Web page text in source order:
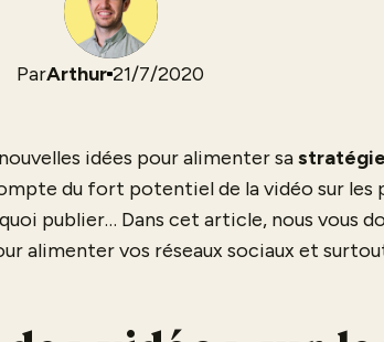
ParArthur 21/7/2020
idées pour alimenter sa
du fort potentiel de la vidéo sur
publier… Dans cet article, nous vous
alimenter vos réseaux sociaux et